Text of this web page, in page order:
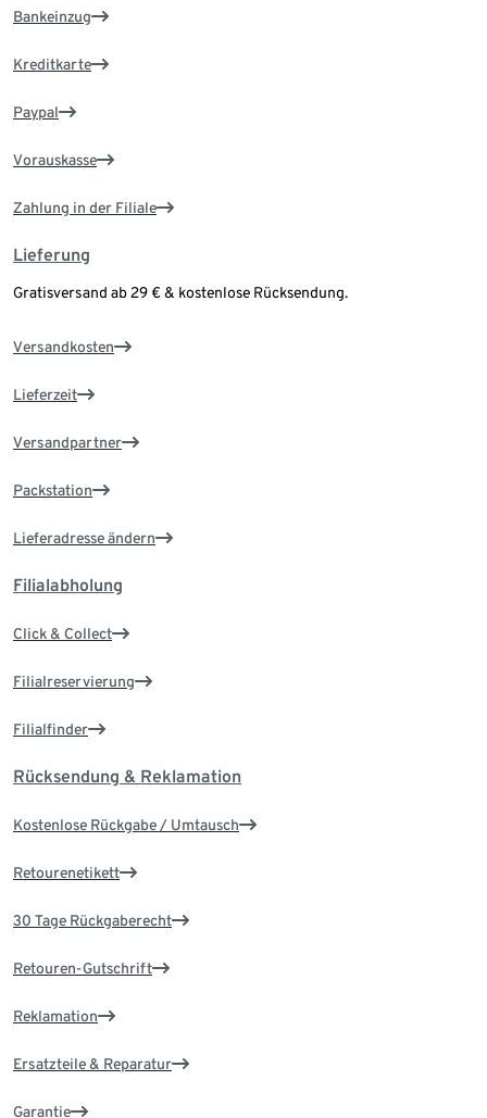
Bankeinzug
Kreditkarte
Paypal
Vorauskasse
Zahlung in der Filiale
Lieferung
Gratisversand ab 29 € & kostenlose Rücksendung.
Versandkosten
Lieferzeit
Versandpartner
Packstation
Lieferadresse ändern
Filialabholung
Click & Collect
Filialreservierung
Filialfinder
Rücksendung & Reklamation
Kostenlose Rückgabe / Umtausch
Retourenetikett
30 Tage Rückgaberecht
Retouren-Gutschrift
Reklamation
Ersatzteile & Reparatur
Garantie